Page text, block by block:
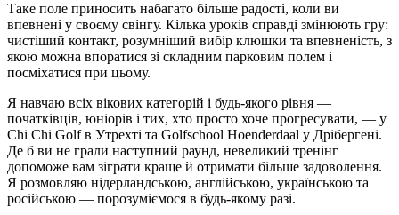
Таке поле приносить набагато більше радості, коли ви
впевнені у своєму свінгу. Кілька уроків справді змінюють гру:
чистіший контакт, розумніший вибір клюшки та впевненість, з
якою можна впоратися зі складним парковим полем і
посміхатися при цьому.
Я навчаю всіх вікових категорій і будь-якого рівня —
початківців, юніорів і тих, хто просто хоче прогресувати, — у
Chi Chi Golf в Утрехті та Golfschool Hoenderdaal у Дрібергені.
Де б ви не грали наступний раунд, невеликий тренінг
допоможе вам зіграти краще й отримати більше задоволення.
Я розмовляю нідерландською, англійською, українською та
російською — порозуміємося в будь-якому разі.